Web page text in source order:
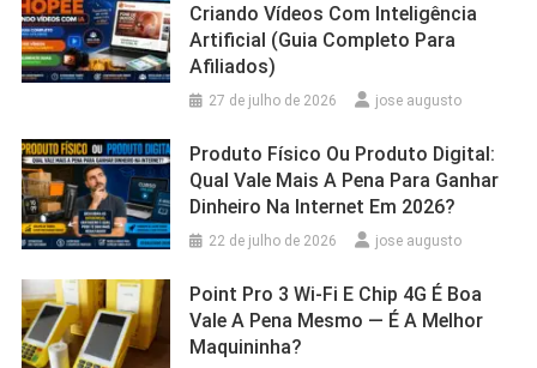
Criando Vídeos Com Inteligência
Artificial (Guia Completo Para
Afiliados)
27 de julho de 2026 jose augusto
Produto Físico Ou Produto Digital:
Qual Vale Mais A Pena Para Ganhar
Dinheiro Na Internet Em 2026?
22 de julho de 2026 jose augusto
Point Pro 3 Wi‑Fi E Chip 4G É Boa
Vale A Pena Mesmo — É A Melhor
Maquininha?